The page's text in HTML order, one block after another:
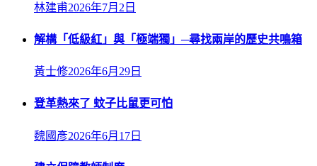
林建甫2026年7月2日
解構「低級紅」與「極端獨」─尋找兩岸的歷史共鳴箱
黃士修2026年6月29日
登革熱來了 蚊子比鼠更可怕
魏國彥2026年6月17日